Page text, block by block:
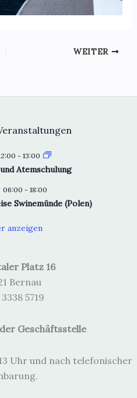
WEITER
- 13:00
Atemschulung
06:00 - 18:00
Swinemünde (Polen)
anzeigen
Platz 16
Bernau
5719
Geschäftsstelle
Uhr und nach telefonischer